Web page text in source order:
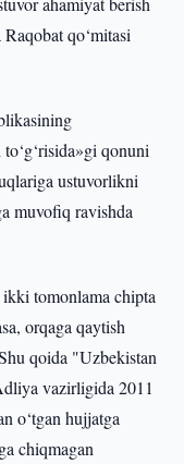
qo‘mitasi
qonuni
ustuvorlikni
muvofiq ravishda
tomonlama chipta
orqaga qaytish
qoida "Uzbekistan
vazirligida 2011
o‘tgan hujjatga
chiqmagan